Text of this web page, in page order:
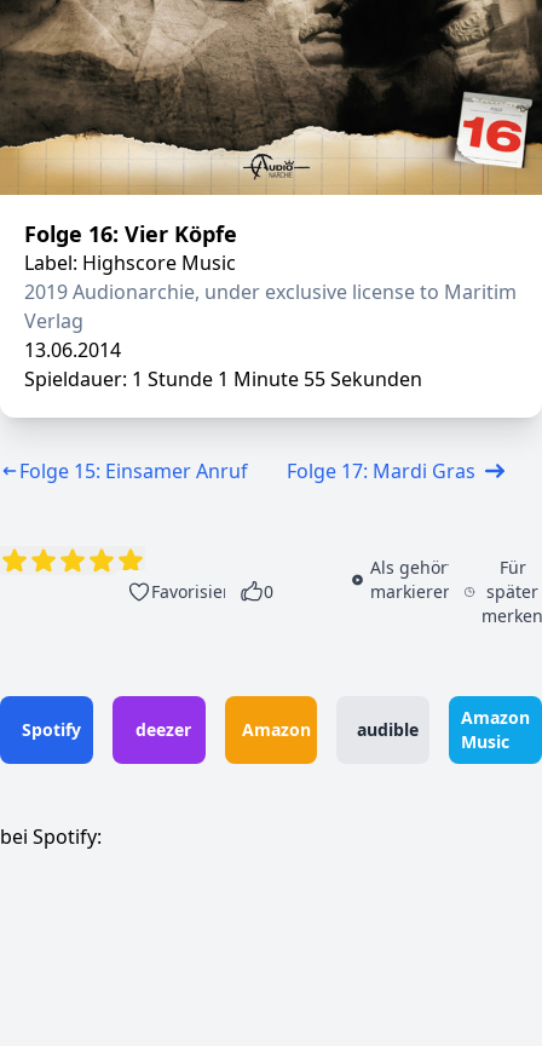
Folge 16: Vier Köpfe
Label: Highscore Music
2019 Audionarchie, under exclusive license to Maritim
Verlag
13.06.2014
Spieldauer: 1 Stunde 1 Minute 55 Sekunden
Folge 15: Einsamer Anruf Folge 17: Mardi Gras
Favorisieren 0
Als gehört
markieren
Für
später
Spotify deezer Amazon audible
Amazon
Music
bei Spotify: